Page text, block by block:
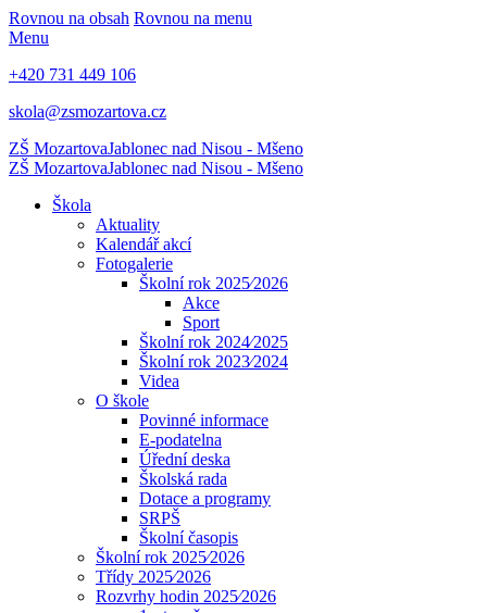
Rovnou na obsah Rovnou na menu
Menu
+420 731 449 106
skola@zsmozartova.cz
ZŠ MozartovaJablonec nad Nisou - Mšeno
ZŠ MozartovaJablonec nad Nisou - Mšeno
Škola
Aktuality
Kalendář akcí
Fotogalerie
Školní rok 2025⁄2026
Akce
Sport
Školní rok 2024⁄2025
Školní rok 2023⁄2024
Videa
O škole
Povinné informace
E-podatelna
Úřední deska
Školská rada
Dotace a programy
SRPŠ
Školní časopis
Školní rok 2025⁄2026
Třídy 2025⁄2026
Rozvrhy hodin 2025⁄2026